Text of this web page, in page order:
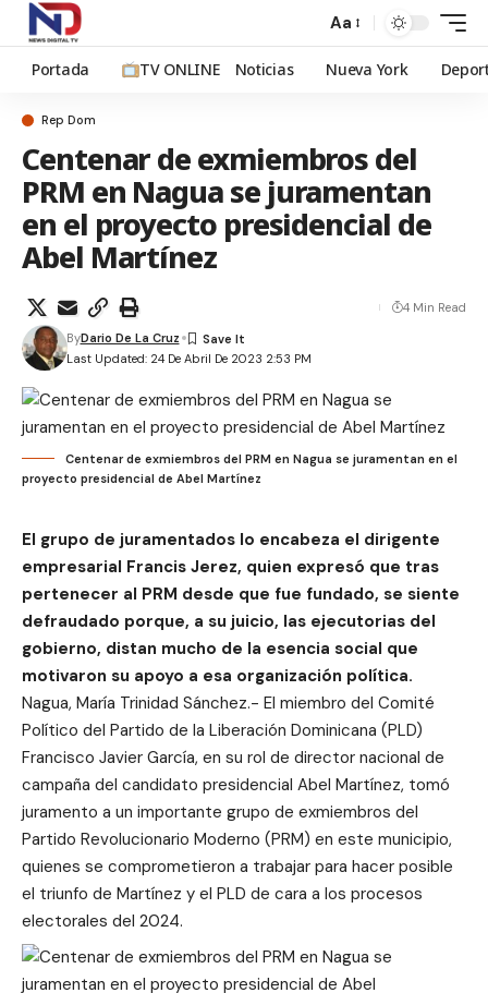
Aa
Portada TV ONLINE Noticias Nueva York
Rep Dom
Centenar de exmiembros del
PRM en Nagua se juramentan
en el proyecto presidencial de
Abel Martínez
Last Updated: 24 De Abril De 2023 2:53 PM
ByDario De La Cruz
4 Min Read
Centenar de exmiembros del PRM en Nagua se juramentan en el
proyecto presidencial de Abel Martínez
El grupo de juramentados lo encabeza el dirigente
empresarial Francis Jerez, quien expresó que tras
pertenecer al PRM desde que fue fundado, se siente
defraudado porque, a su juicio, las ejecutorias del
gobierno, distan mucho de la esencia social que
motivaron su apoyo a esa organización política.
Nagua, María Trinidad Sánchez.- El miembro del Comité
Político del Partido de la Liberación Dominicana (PLD)
Francisco Javier García, en su rol de director nacional de
campaña del candidato presidencial Abel Martínez, tomó
juramento a un importante grupo de exmiembros del
Partido Revolucionario Moderno (PRM) en este municipio,
quienes se comprometieron a trabajar para hacer posible
el triunfo de Martínez y el PLD de cara a los procesos
electorales del 2024.